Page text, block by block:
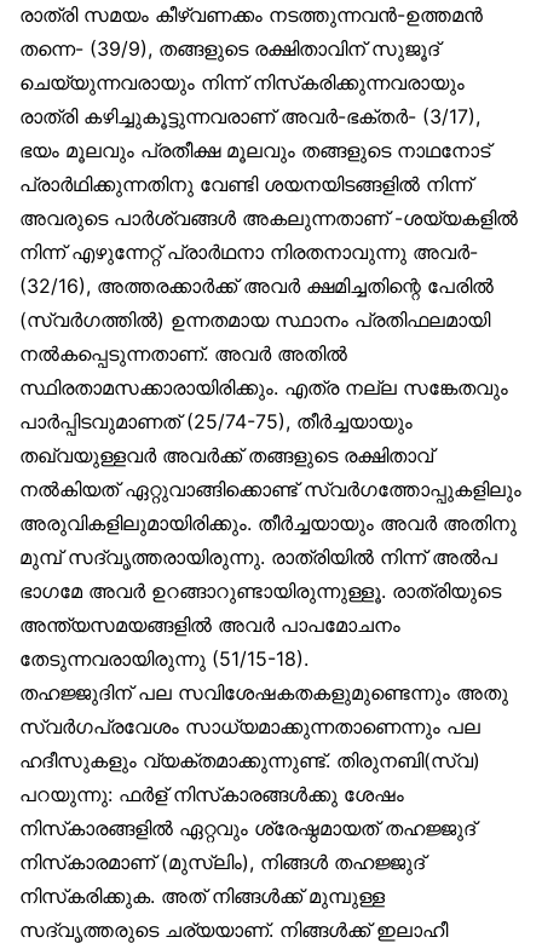
രാത്രി സമയം കീഴ്‌വണക്കം നടത്തുന്നവൻ-ഉത്തമൻ
തന്നെ- (39/9), തങ്ങളുടെ രക്ഷിതാവിന് സുജൂദ്
ചെയ്യുന്നവരായും നിന്ന് നിസ്‌കരിക്കുന്നവരായും
രാത്രി കഴിച്ചുകൂട്ടുന്നവരാണ് അവർ-ഭക്തർ- (3/17),
ഭയം മൂലവും പ്രതീക്ഷ മൂലവും തങ്ങളുടെ നാഥനോട്
പ്രാർഥിക്കുന്നതിനു വേണ്ടി ശയനയിടങ്ങളിൽ നിന്ന്
അവരുടെ പാർശ്വങ്ങൾ അകലുന്നതാണ് -ശയ്യകളിൽ
നിന്ന് എഴുന്നേറ്റ് പ്രാർഥനാ നിരതനാവുന്നു അവർ-
(32/16), അത്തരക്കാർക്ക് അവർ ക്ഷമിച്ചതിന്റെ പേരിൽ
(സ്വർഗത്തിൽ) ഉന്നതമായ സ്ഥാനം പ്രതിഫലമായി
നൽകപ്പെടുന്നതാണ്. അവർ അതിൽ
സ്ഥിരതാമസക്കാരായിരിക്കും. എത്ര നല്ല സങ്കേതവും
പാർപ്പിടവുമാണത് (25/74-75), തീർച്ചയായും
തഖ്‌വയുള്ളവർ അവർക്ക് തങ്ങളുടെ രക്ഷിതാവ്
നൽകിയത് ഏറ്റുവാങ്ങിക്കൊണ്ട് സ്വർഗത്തോപ്പുകളിലും
അരുവികളിലുമായിരിക്കും. തീർച്ചയായും അവർ അതിനു
മുമ്പ് സദ്‌വൃത്തരായിരുന്നു. രാത്രിയിൽ നിന്ന് അൽപ
ഭാഗമേ അവർ ഉറങ്ങാറുണ്ടായിരുന്നുള്ളൂ. രാത്രിയുടെ
അന്ത്യസമയങ്ങളിൽ അവർ പാപമോചനം
തേടുന്നവരായിരുന്നു (51/15-18).
തഹജ്ജുദിന് പല സവിശേഷകതകളുമുണ്ടെന്നും അതു
സ്വർഗപ്രവേശം സാധ്യമാക്കുന്നതാണെന്നും പല
ഹദീസുകളും വ്യക്തമാക്കുന്നുണ്ട്. തിരുനബി(സ്വ)
പറയുന്നു: ഫർള് നിസ്‌കാരങ്ങൾക്കു ശേഷം
നിസ്‌കാരങ്ങളിൽ ഏറ്റവും ശ്രേഷ്ഠമായത് തഹജ്ജുദ്
നിസ്‌കാരമാണ് (മുസ്‌ലിം), നിങ്ങൾ തഹജ്ജുദ്
നിസ്‌കരിക്കുക. അത് നിങ്ങൾക്ക് മുമ്പുള്ള
സദ്‌വൃത്തരുടെ ചര്യയാണ്. നിങ്ങൾക്ക് ഇലാഹീ